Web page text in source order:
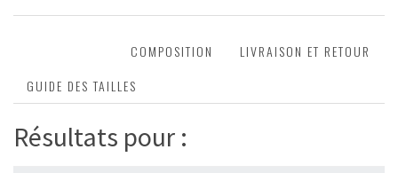
COMPOSITION
LIVRAISON ET RETOUR
GUIDE DES TAILLES
Résultats pour :